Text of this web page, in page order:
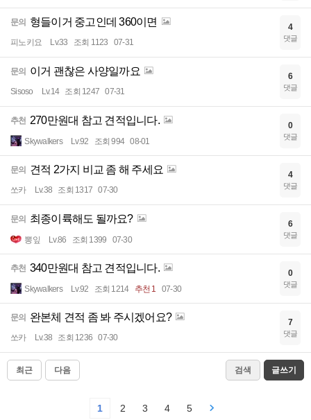
문의 형들이거 중고인데 360이면
피노키요 Lv.33 조회 1123 07-31
4
댓글
문의 이거 괜찮은 사양일까요
Sisoso Lv.14 조회 1247 07-31
6
댓글
추천 270만원대 참고 견적입니다.
Skywalkers Lv.92 조회 994 08-01
0
댓글
문의 견적 2가지 비교 좀 해 주세요
쏘카 Lv.38 조회 1317 07-30
4
댓글
문의 최종이륙해도 될까요?
뽕잎 Lv.86 조회 1399 07-30
6
댓글
추천 340만원대 참고 견적입니다.
Skywalkers Lv.92 조회 1214 추천 1 07-30
0
댓글
문의 완본체 견적 좀 봐 주시겠어요?
쏘카 Lv.38 조회 1236 07-30
7
댓글
최근 다음 검색 글쓰기
1 2 3 4 5